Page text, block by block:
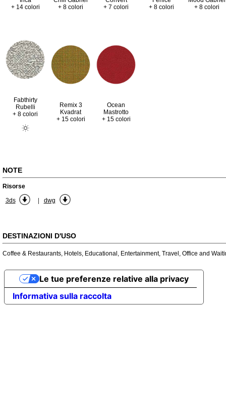
+ 14 colori
+ 8 colori
+ 7 colori
+ 8 colori
+ 8 colori
Fabthirty
Rubelli
+ 8 colori
Remix 3
Kvadrat
+ 15 colori
Ocean
Mastrotto
+ 15 colori
NOTE
Risorse
3ds
| dwg
DESTINAZIONI D'USO
Coffee & Restaurants, Hotels, Educational , Entertainment, Travel , Office and
Informativa sulla raccolta
Le tue preferenze relative alla privacy